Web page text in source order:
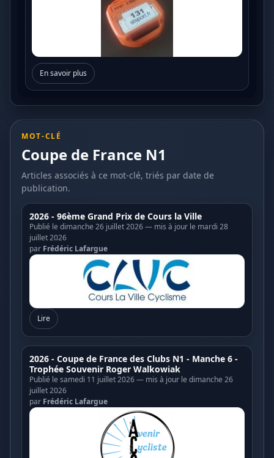
En savoir plus
MOT-CLÉ
Coupe de France N1
Articles associés à ce mot-clé, triés par date de
publication.
2026 - 96ème Grand Prix de Cours la Ville
Publié le dimanche 26 juillet 2026 — mis à jour le mardi 28
juillet 2026
par Frédéric Lafargue
Lire
2026 - Coupe de France des Clubs N1 - Manche 6 -
Trophée Souvenir Roger Walkowiak
Publié le samedi 11 juillet 2026 — mis à jour le dimanche 26
juillet 2026
par Frédéric Lafargue